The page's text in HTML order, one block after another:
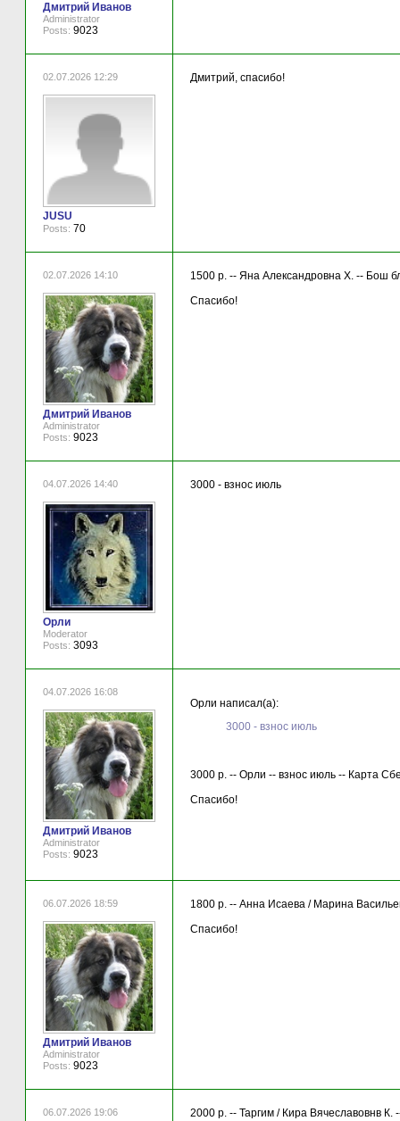
Дмитрий Иванов
Administrator
Posts: 9023
02.07.2026 12:29
JUSU
Posts: 70
Дмитрий, спасибо!
02.07.2026 14:10
Дмитрий Иванов
Administrator
Posts: 9023
1500 р. -- Яна Александровна Х. -- Бош
Спасибо!
04.07.2026 14:40
Орли
Moderator
Posts: 3093
3000 - взнос июль
04.07.2026 16:08
Дмитрий Иванов
Administrator
Posts: 9023
Орли написал(а):
3000 - взнос июль
3000 р. -- Орли -- взнос июль -- Карта
Спасибо!
06.07.2026 18:59
Дмитрий Иванов
Administrator
Posts: 9023
1800 р. -- Анна Исаева / Марина
Спасибо!
06.07.2026 19:06
2000 р. -- Таргим / Кира Вячеславовнв